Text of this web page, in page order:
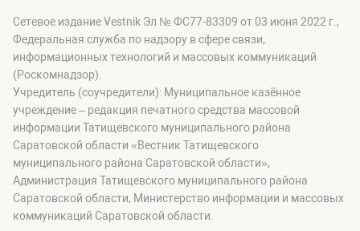
Сетевое издание Vestnik Эл № ФС77-83309 от 03 июня 2022 г.,
Федеральная служба по надзору в сфере связи,
информационных технологий и массовых коммуникаций
(Роскомнадзор).
Учредитель (соучредители): Муниципальное казённое
учреждение – редакция печатного средства массовой
информации Татищевского муниципального района
Саратовской области «Вестник Татищевского
муниципального района Саратовской области»,
Администрация Татищевского муниципального района
Саратовской области, Министерство информации и массовых
коммуникаций Саратовской области.